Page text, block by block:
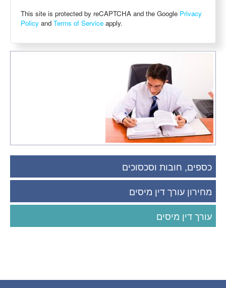
כספים, חובות וסכסוכים
מחירון עורך דין מיסים
עורך דין מיסים
This site is protected by reCAPTCHA and the Google Privacy
Policy and Terms of Service apply.